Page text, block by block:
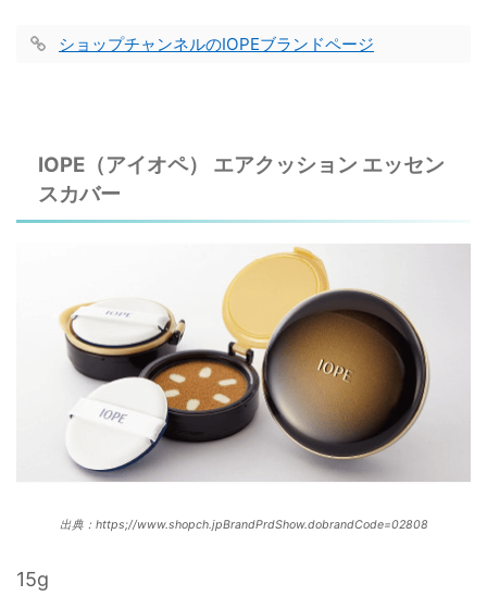
ショップチャンネルのIOPEブランドページ
IOPE（アイオペ） エアクッション エッセン
スカバー
出典：https;//www.shopch.jpBrandPrdShow.dobrandCode=02808
15g